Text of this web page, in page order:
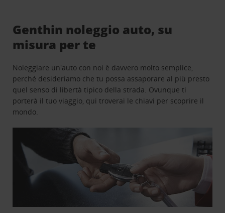
Genthin noleggio auto, su
misura per te
Noleggiare un'auto con noi è davvero molto semplice,
perché desideriamo che tu possa assaporare al più presto
quel senso di libertà tipico della strada. Ovunque ti
porterà il tuo viaggio, qui troverai le chiavi per scoprire il
mondo.